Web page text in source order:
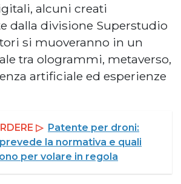
alcuni creati
dalla divisione Superstudio
si muoveranno in un
tra ologrammi, metaverso,
artificiale ed esperienze
▷ Patente per droni:
la normativa e quali
per volare in regola